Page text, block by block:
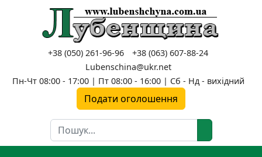
+38 (050) 261-96-96
+38 (063) 607-88-24
Lubenschina@ukr.net
Пн-Чт 08:00 - 17:00 | Пт 08:00 - 16:00 | Сб - Нд - вихідний
Подати оголошення
Пошук